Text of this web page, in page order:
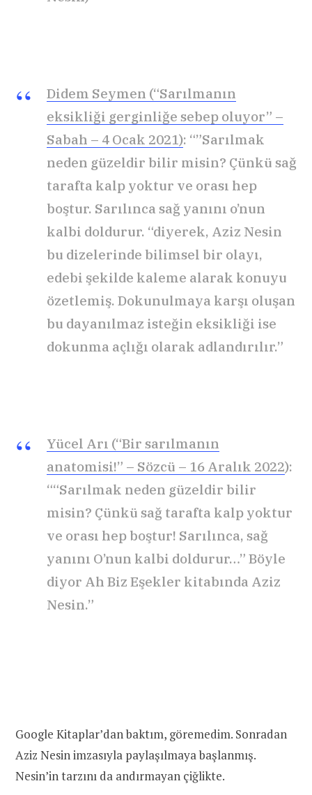
Didem Seymen (“Sarılmanın
eksikliği gerginliğe sebep oluyor” –
Sabah – 4 Ocak 2021): “”Sarılmak
neden güzeldir bilir misin? Çünkü sağ
tarafta kalp yoktur ve orası hep
boştur. Sarılınca sağ yanını o’nun
kalbi doldurur. “diyerek, Aziz Nesin
bu dizelerinde bilimsel bir olayı,
edebi şekilde kaleme alarak konuyu
özetlemiş. Dokunulmaya karşı oluşan
bu dayanılmaz isteğin eksikliği ise
dokunma açlığı olarak adlandırılır.”
Yücel Arı (“Bir sarılmanın
anatomisi!” – Sözcü – 16 Aralık 2022):
““Sarılmak neden güzeldir bilir
misin? Çünkü sağ tarafta kalp yoktur
ve orası hep boştur! Sarılınca, sağ
yanını O’nun kalbi doldurur…” Böyle
diyor Ah Biz Eşekler kitabında Aziz
Nesin.”
Google Kitaplar’dan baktım, göremedim. Sonradan
Aziz Nesin imzasıyla paylaşılmaya başlanmış.
Nesin’in tarzını da andırmayan çiğlikte.